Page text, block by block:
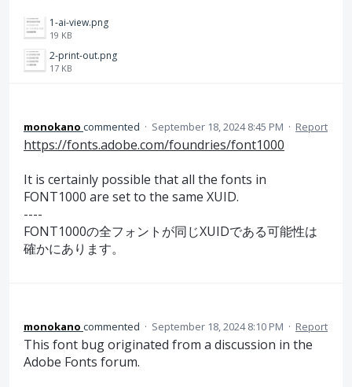
1-ai-view.png
19 KB
2-print-out.png
17 KB
monokano commented · September 18, 2024 8:45 PM · Report
https://fonts.adobe.com/foundries/font1000
It is certainly possible that all the fonts in
FONT1000 are set to the same XUID.
----
FONT1000の全フォントが同じXUIDである可能性は
確かにあります。
monokano commented · September 18, 2024 8:10 PM · Report
This font bug originated from a discussion in the
Adobe Fonts forum.